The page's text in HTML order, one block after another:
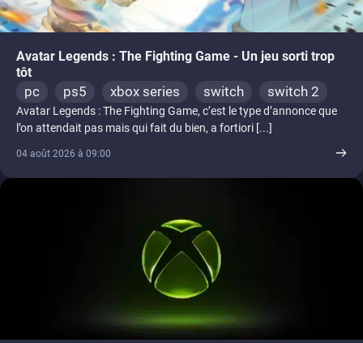
Avatar Legends : The Fighting Game - Un jeu sorti trop
tôt
pc ps5 xbox series switch switch 2
Avatar Legends : The Fighting Game, c’est le type d’annonce que
l’on attendait pas mais qui fait du bien, a fortiori [...]
04 août 2026 à 09:00